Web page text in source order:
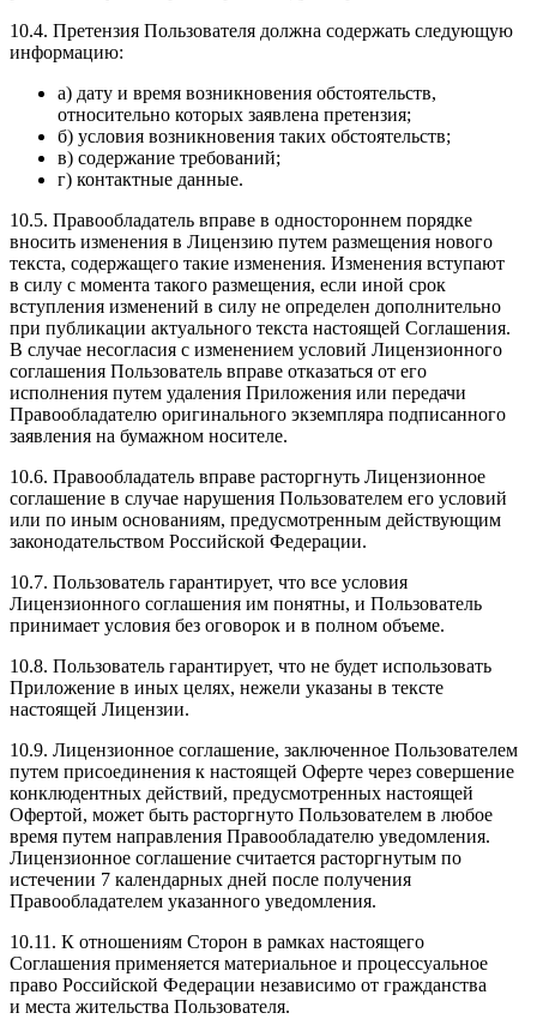
10.4. Претензия Пользователя должна содержать следующую
информацию:
а) дату и время возникновения обстоятельств,
относительно которых заявлена претензия;
б) условия возникновения таких обстоятельств;
в) содержание требований;
г) контактные данные.
10.5. Правообладатель вправе в одностороннем порядке
вносить изменения в Лицензию путем размещения нового
текста, содержащего такие изменения. Изменения вступают
в силу с момента такого размещения, если иной срок
вступления изменений в силу не определен дополнительно
при публикации актуального текста настоящей Соглашения.
В случае несогласия с изменением условий Лицензионного
соглашения Пользователь вправе отказаться от его
исполнения путем удаления Приложения или передачи
Правообладателю оригинального экземпляра подписанного
заявления на бумажном носителе.
10.6. Правообладатель вправе расторгнуть Лицензионное
соглашение в случае нарушения Пользователем его условий
или по иным основаниям, предусмотренным действующим
законодательством Российской Федерации.
10.7. Пользователь гарантирует, что все условия
Лицензионного соглашения им понятны, и Пользователь
принимает условия без оговорок и в полном объеме.
10.8. Пользователь гарантирует, что не будет использовать
Приложение в иных целях, нежели указаны в тексте
настоящей Лицензии.
10.9. Лицензионное соглашение, заключенное Пользователем
путем присоединения к настоящей Оферте через совершение
конклюдентных действий, предусмотренных настоящей
Офертой, может быть расторгнуто Пользователем в любое
время путем направления Правообладателю уведомления.
Лицензионное соглашение считается расторгнутым по
истечении 7 календарных дней после получения
Правообладателем указанного уведомления.
10.11. К отношениям Сторон в рамках настоящего
Соглашения применяется материальное и процессуальное
право Российской Федерации независимо от гражданства
и места жительства Пользователя.